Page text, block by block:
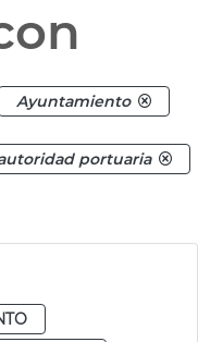
Ayuntamiento
portuaria